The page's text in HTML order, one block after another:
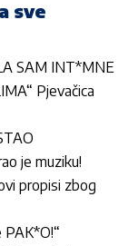
sve
SAM INT*MNE
Pjevačica
je muziku!
propisi zbog
PAK*O!“